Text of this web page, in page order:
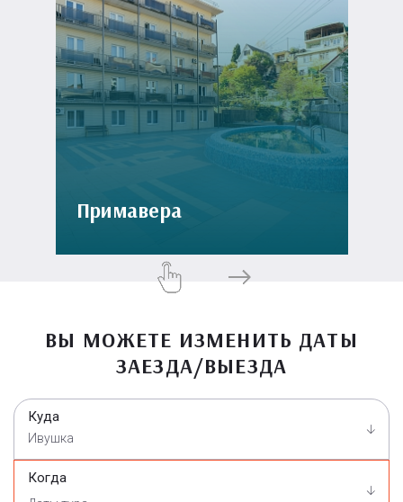
Примавера
ВЫ МОЖЕТЕ ИЗМЕНИТЬ ДАТЫ
ЗАЕЗДА/ВЫЕЗДА
Куда
Ивушка
Когда